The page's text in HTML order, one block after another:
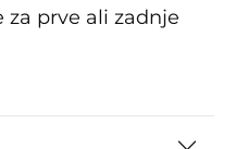
prve ali zadnje